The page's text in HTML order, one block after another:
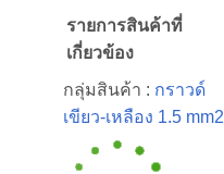
รายการสินค้าที่
เกี่ยวข้อง
กลุ่มสินค้า : กราวด์
เขียว-เหลือง 1.5 mm2